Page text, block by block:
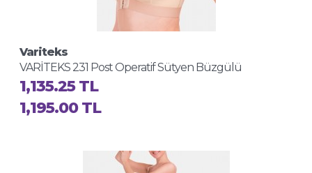
Variteks
VARİTEKS 231 Post Operatif Sütyen Büzgülü
1,135.25 TL
1,195.00 TL